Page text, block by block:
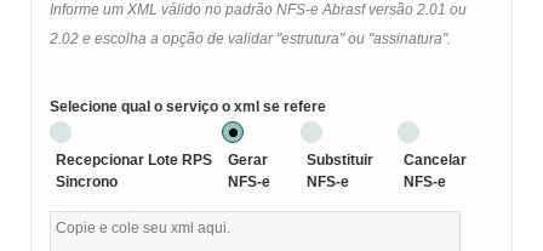
Informe um XML válido no padrão NFS-e Abrasf versão 2.01 ou
2.02 e escolha a opção de validar "estrutura" ou "assinatura".
Selecione qual o serviço o xml se refere
Recepcionar Lote RPS
Sincrono
Gerar
NFS-e
Substituir
NFS-e
Cancelar
NFS-e